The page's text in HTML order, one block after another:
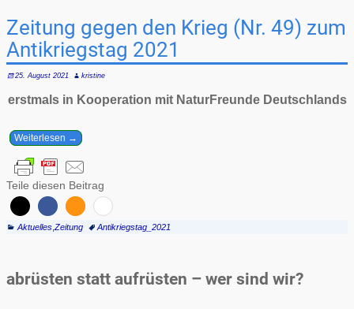
Zeitung gegen den Krieg (Nr. 49) zum
Antikriegstag 2021
25. August 2021 kristine
erstmals in Kooperation mit NaturFreunde Deutschlands
Weiterlesen →
Teile diesen Beitrag
Aktuelles, Zeitung Antikriegstag_2021
abrüsten statt aufrüsten – wer sind wir?